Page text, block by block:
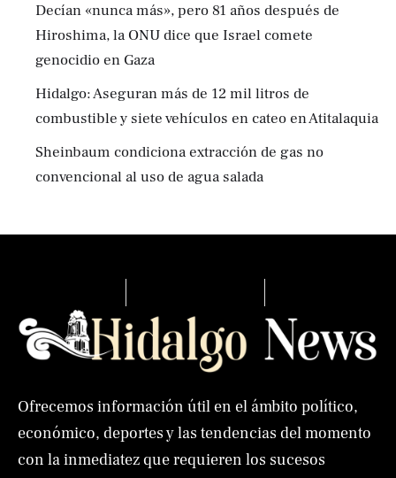
Decían «nunca más», pero 81 años después de
Hiroshima, la ONU dice que Israel comete
genocidio en Gaza
Hidalgo: Aseguran más de 12 mil litros de
combustible y siete vehículos en cateo en Atitalaquia
Sheinbaum condiciona extracción de gas no
convencional al uso de agua salada
Ofrecemos información útil en el ámbito político,
económico, deportes y las tendencias del momento
con la inmediatez que requieren los sucesos